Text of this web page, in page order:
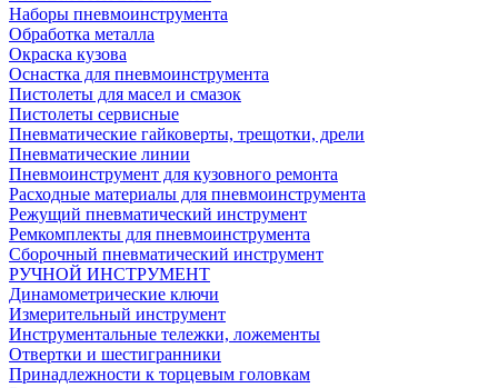
Наборы пневмоинструмента
Обработка металла
Окраска кузова
Оснастка для пневмоинструмента
Пистолеты для масел и смазок
Пистолеты сервисные
Пневматические гайковерты, трещотки, дрели
Пневматические линии
Пневмоинструмент для кузовного ремонта
Расходные материалы для пневмоинструмента
Режущий пневматический инструмент
Ремкомплекты для пневмоинструмента
Сборочный пневматический инструмент
РУЧНОЙ ИНСТРУМЕНТ
Динамометрические ключи
Измерительный инструмент
Инструментальные тележки, ложементы
Отвертки и шестигранники
Принадлежности к торцевым головкам